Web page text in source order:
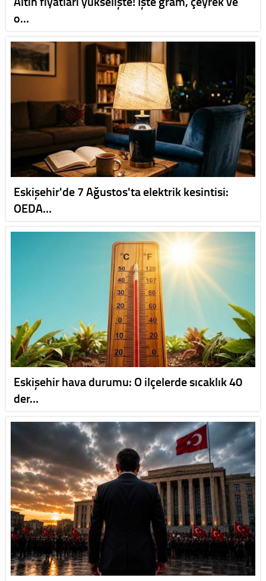
o…
Eskişehir'de 7 Ağustos'ta elektrik kesintisi:
OEDA…
Eskişehir hava durumu: O ilçelerde sıcaklık 40
der…